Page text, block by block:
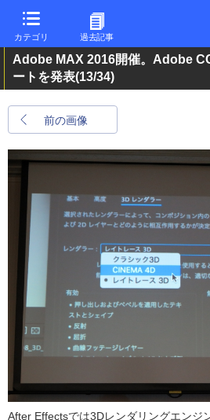
カテゴリ 過去記事
Adobe MAX 2016開催。Adobe
ートを発表(13/34)
前の画像
After Effectsでは3Dレンダリングエンジ